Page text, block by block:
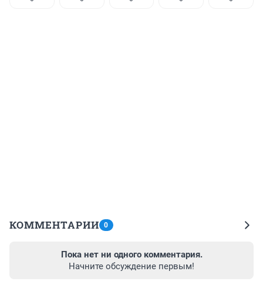
КОММЕНТАРИИ 0
Пока нет ни одного комментария.
Начните обсуждение первым!